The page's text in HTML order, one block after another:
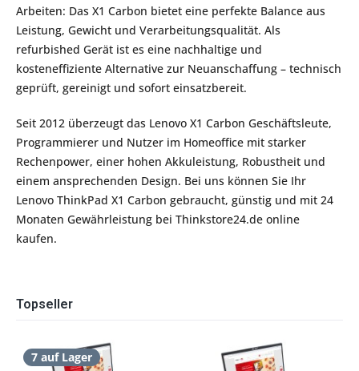
Arbeiten: Das X1 Carbon bietet eine perfekte Balance aus
Leistung, Gewicht und Verarbeitungsqualität. Als
refurbished Gerät ist es eine nachhaltige und
kosteneffiziente Alternative zur Neuanschaffung – technisch
geprüft, gereinigt und sofort einsatzbereit.
Seit 2012 überzeugt das Lenovo X1 Carbon Geschäftsleute,
Programmierer und Nutzer im Homeoffice mit starker
Rechenpower, einer hohen Akkuleistung, Robustheit und
einem ansprechenden Design. Bei uns können Sie Ihr
Lenovo ThinkPad X1 Carbon gebraucht, günstig und mit 24
Monaten Gewährleistung bei Thinkstore24.de online
kaufen.
Topseller
7 auf Lager